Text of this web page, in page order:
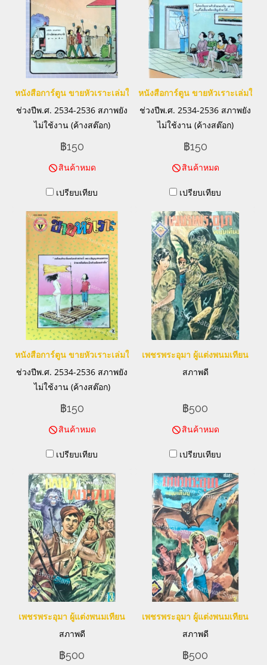
หนังสือการ์ตูน ขายหัวเราะเล่มใหญ่
ช่วงปีพ.ศ. 2534-2536 สภาพยัง
ไม่ใช้งาน (ค้างสต๊อก)
฿150
สินค้าหมด
เปรียบเทียบ
หนังสือการ์ตูน ขายหัวเราะเล่มใหญ่
ช่วงปีพ.ศ. 2534-2536 สภาพยัง
ไม่ใช้งาน (ค้างสต๊อก)
฿150
สินค้าหมด
เปรียบเทียบ
หนังสือการ์ตูน ขายหัวเราะเล่มใหญ่
ช่วงปีพ.ศ. 2534-2536 สภาพยัง
ไม่ใช้งาน (ค้างสต๊อก)
฿150
สินค้าหมด
เปรียบเทียบ
เพชรพระอุมา ผู้แต่งพนมเทียน
สภาพดี
฿500
สินค้าหมด
เปรียบเทียบ
เพชรพระอุมา ผู้แต่งพนมเทียน
สภาพดี
฿500
เพชรพระอุมา ผู้แต่งพนมเทียน
สภาพดี
฿500